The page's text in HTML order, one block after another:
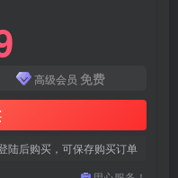
高级会员 免费
陆后购买，可保存购买订单